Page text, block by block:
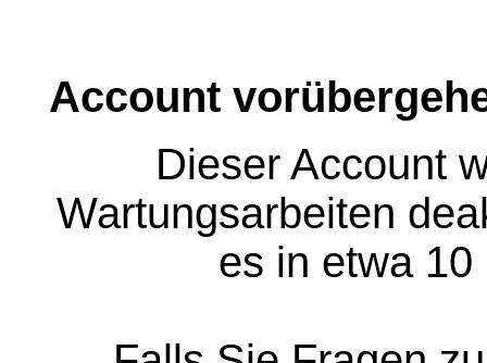
Account
Dieser Account
Wartungsarbeiten
es in etwa